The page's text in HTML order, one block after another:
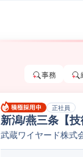
事務
正社員
新潟/燕三条【
開発
武蔵ワイヤード株式